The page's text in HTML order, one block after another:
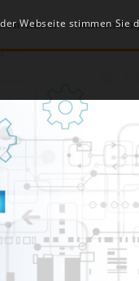
Webseite stimmen Sie